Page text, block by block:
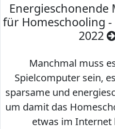
Energieschonende
für Homeschooling
2022
Manchmal muss
Spielcomputer sein,
sparsame und
um damit das
etwas im Internet